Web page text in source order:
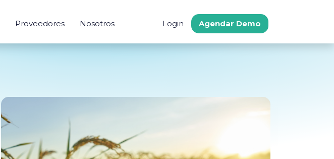
Proveedores Nosotros Login Agendar Demo